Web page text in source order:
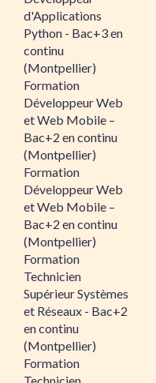
d'Applications
Python - Bac+3 en
continu
(Montpellier)
Formation
Développeur Web
et Web Mobile –
Bac+2 en continu
(Montpellier)
Formation
Développeur Web
et Web Mobile –
Bac+2 en continu
(Montpellier)
Formation
Technicien
Supérieur Systèmes
et Réseaux - Bac+2
en continu
(Montpellier)
Formation